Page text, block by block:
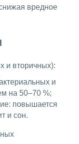
вредное
и вторичных):
и
на 50–70 %;
повышается
и сон.